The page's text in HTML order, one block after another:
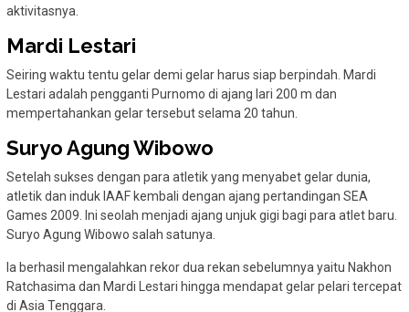
aktivitasnya.
Mardi Lestari
Seiring waktu tentu gelar demi gelar harus siap berpindah. Mardi
Lestari adalah pengganti Purnomo di ajang lari 200 m dan
mempertahankan gelar tersebut selama 20 tahun.
Suryo Agung Wibowo
Setelah sukses dengan para atletik yang menyabet gelar dunia,
atletik dan induk IAAF kembali dengan ajang pertandingan SEA
Games 2009. Ini seolah menjadi ajang unjuk gigi bagi para atlet baru.
Suryo Agung Wibowo salah satunya.
Ia berhasil mengalahkan rekor dua rekan sebelumnya yaitu Nakhon
Ratchasima dan Mardi Lestari hingga mendapat gelar pelari tercepat
di Asia Tenggara.